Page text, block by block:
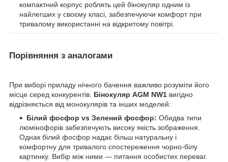
компактний корпус роблять цей бінокуляр одним із
найлегших у своєму класі, забезпечуючи комфорт при
тривалому використанні на відкритому повітрі.
Порівняння з аналогами
При виборі приладу нічного бачення важливо розуміти його
місце серед конкурентів. Бінокуляр AGM NW1 вигідно
відрізняється від монокулярів та інших моделей:
Білий фосфор vs Зелений фосфор: Обидва типи
люмінофорів забезпечують високу якість зображення.
Однак білий фосфор надає більш натуральну і
комфортну для тривалого спостереження чорно-білу
картинку. Вибір між ними — питання особистих переваг.